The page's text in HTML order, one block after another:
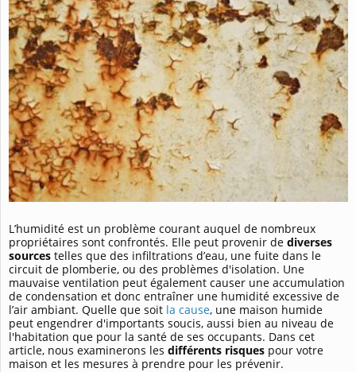
L’humidité est un problème courant auquel de nombreux
propriétaires sont confrontés. Elle peut provenir de diverses
sources telles que des infiltrations d’eau, une fuite dans le
circuit de plomberie, ou des problèmes d'isolation. Une
mauvaise ventilation peut également causer une accumulation
de condensation et donc entraîner une humidité excessive de
l’air ambiant. Quelle que soit la cause, une maison humide
peut engendrer d'importants soucis, aussi bien au niveau de
l'habitation que pour la santé de ses occupants. Dans cet
article, nous examinerons les différents risques pour votre
maison et les mesures à prendre pour les prévenir.